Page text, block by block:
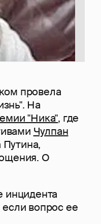
провела
На
"Ника", где
Чулпан
О
инцидента
вопрос ее